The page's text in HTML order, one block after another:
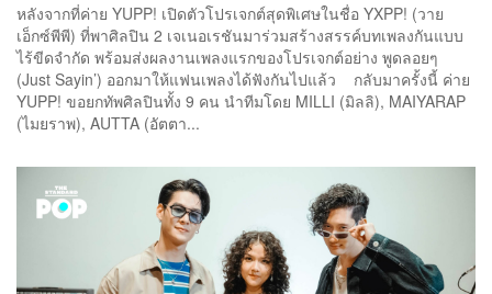
หลังจากที่ค่าย YUPP! เปิดตัวโปรเจกต์สุดพิเศษในชื่อ YXPP! (วาย
เอ็กซ์พีพี) ที่พาศิลปิน 2 เจเนอเรชันมาร่วมสร้างสรรค์บทเพลงกันแบบ
ไร้ขีดจำกัด พร้อมส่งผลงานเพลงแรกของโปรเจกต์อย่าง พูดลอยๆ
(Just Sayin’) ออกมาให้แฟนเพลงได้ฟังกันไปแล้ว กลับมาครั้งนี้ ค่าย
YUPP! ขอยกทัพศิลปินทั้ง 9 คน นำทีมโดย MILLI (มิลลิ), MAIYARAP
(ไมยราพ), AUTTA (อัตตา...